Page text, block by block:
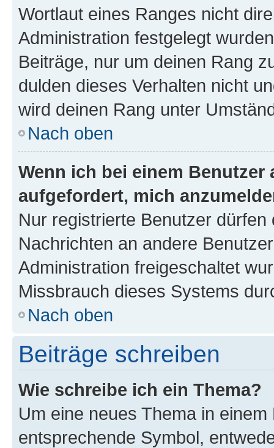
Wortlaut eines Ranges nicht
Administration festgelegt
Beiträge, nur um deinen Rang
dulden dieses Verhalten nicht
wird deinen Rang unter
Nach oben
Wenn ich bei einem
aufgefordert, mich
Nur registrierte Benutzer
Nachrichten an andere
Administration freigeschaltet
Missbrauch dieses Systems
Nach oben
Beiträge schreiben
Wie schreibe ich ein Thema?
Um eine neues Thema in
entsprechende Symbol,